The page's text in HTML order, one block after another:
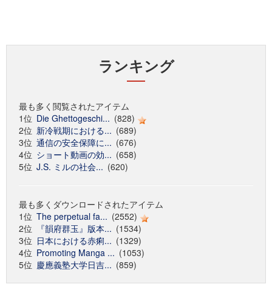
ランキング
最も多く閲覧されたアイテム
1位 Die Ghettogeschi... (828)
2位 新冷戦期における... (689)
3位 通信の安全保障に... (676)
4位 ショート動画の効... (658)
5位 J.S. ミルの社会... (620)
最も多くダウンロードされたアイテム
1位 The perpetual fa... (2552)
2位
『韻府群玉』版本... (1534)
3位 日本における赤痢... (1329)
4位 Promoting Manga ... (1053)
5位 慶應義塾大学日吉... (859)